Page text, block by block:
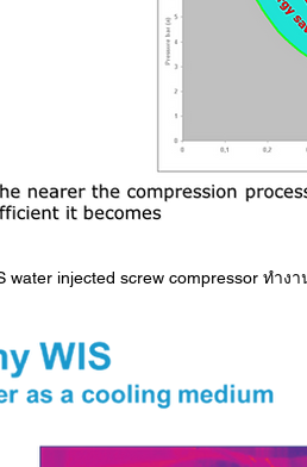
water injected screw compressor ทำ